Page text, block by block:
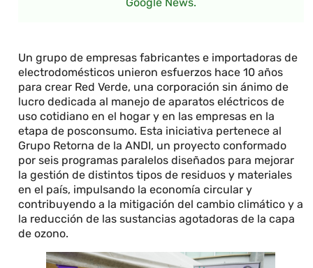
Un grupo de empresas fabricantes e importadoras de
electrodomésticos unieron esfuerzos hace 10 años
para crear Red Verde, una corporación sin ánimo de
lucro dedicada al manejo de aparatos eléctricos de
uso cotidiano en el hogar y en las empresas en la
etapa de posconsumo. Esta iniciativa pertenece al
Grupo Retorna de la ANDI, un proyecto conformado
por seis programas paralelos diseñados para mejorar
la gestión de distintos tipos de residuos y materiales
en el país, impulsando la economía circular y
contribuyendo a la mitigación del cambio climático y a
la reducción de las sustancias agotadoras de la capa
de ozono.